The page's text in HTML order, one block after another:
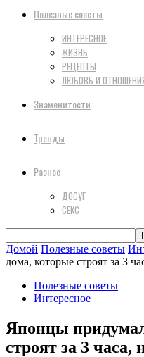
Полезные советы
ИНТЕРЕСНОЕ
ЖИЗНЬ
РЕЦЕПТЫ
ЛЮБОВЬ И
Знаменитости
Тренды
Разное
ДОСУГ
СЕКС
Домой Полезные советы
дома, которые строят за 3
Полезные советы
Интересное
Японцы
строят за 3 часа,